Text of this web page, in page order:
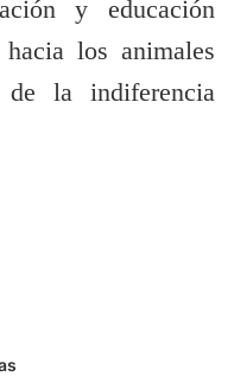
y educación
los animales
la indiferencia